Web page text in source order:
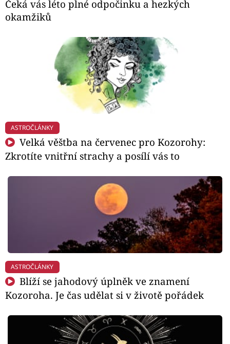
Čeká vás léto plné odpočinku a hezkých
okamžiků
ASTROČLÁNKY
Velká věštba na červenec pro Kozorohy:
Zkrotíte vnitřní strachy a posílí vás to
ASTROČLÁNKY
Blíží se jahodový úplněk ve znamení
Kozoroha. Je čas udělat si v životě pořádek